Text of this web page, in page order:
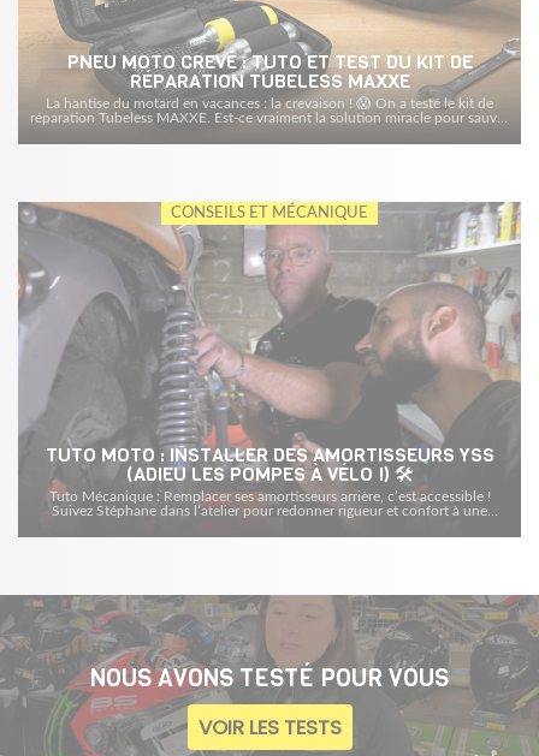
PNEU MOTO CREVÉ : TUTO ET TEST DU KIT DE
RÉPARATION TUBELESS MAXXE
La hantise du motard en vacances : la crevaison ! 😱 On a testé le kit de
réparation Tubeless MAXXE. Est-ce vraiment la solution miracle pour sauver
CONSEILS ET MÉCANIQUE
TUTO MOTO : INSTALLER DES AMORTISSEURS YSS
(ADIEU LES POMPES À VÉLO !) 🛠️
Tuto Mécanique : Remplacer ses amortisseurs arrière, c’est accessible !
Suivez Stéphane dans l’atelier pour redonner rigueur et confort à une
NOUS AVONS TESTÉ POUR VOUS
VOIR LES TESTS